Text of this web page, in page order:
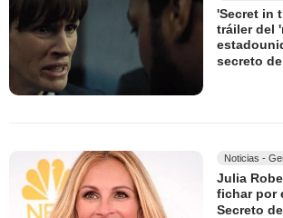
'Secret in
tráiler del
secreto
Noticias -
Julia
fichar por
Secreto